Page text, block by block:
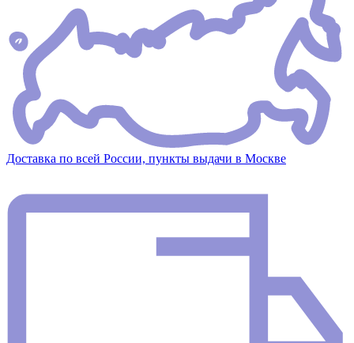
Доставка по всей России, пункты выдачи в Москве